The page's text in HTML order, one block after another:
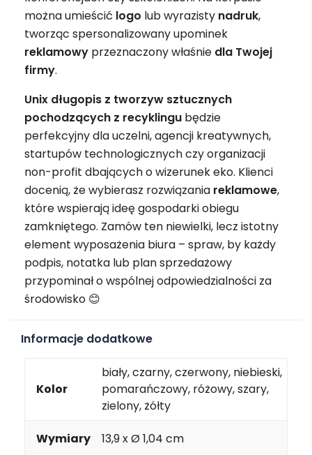
można umieścić logo lub wyrazisty nadruk,
tworząc spersonalizowany upominek
reklamowy przeznaczony właśnie dla Twojej
firmy.
Unix długopis z tworzyw sztucznych
pochodzących z recyklingu będzie
perfekcyjny dla uczelni, agencji kreatywnych,
startupów technologicznych czy organizacji
non-profit dbających o wizerunek eko. Klienci
docenią, że wybierasz rozwiązania reklamowe,
które wspierają ideę gospodarki obiegu
zamkniętego. Zamów ten niewielki, lecz istotny
element wyposażenia biura – spraw, by każdy
podpis, notatka lub plan sprzedażowy
przypominał o wspólnej odpowiedzialności za
środowisko 😊
Informacje dodatkowe
Kolor
biały, czarny, czerwony, niebieski,
pomarańczowy, różowy, szary,
zielony, żółty
Wymiary 13,9 x Ø 1,04 cm